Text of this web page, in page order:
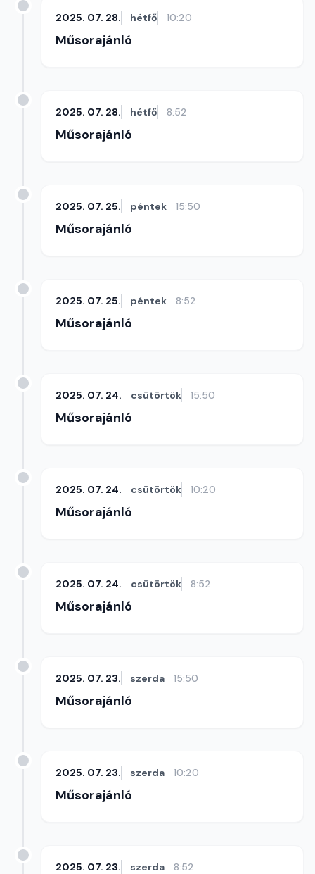
2025. 07. 28. hétfő 10:20
Műsorajánló
2025. 07. 28. hétfő 8:52
Műsorajánló
2025. 07. 25. péntek 15:50
Műsorajánló
2025. 07. 25. péntek 8:52
Műsorajánló
2025. 07. 24. csütörtök 15:50
Műsorajánló
2025. 07. 24. csütörtök 10:20
Műsorajánló
2025. 07. 24. csütörtök 8:52
Műsorajánló
2025. 07. 23. szerda 15:50
Műsorajánló
2025. 07. 23. szerda 10:20
Műsorajánló
2025. 07. 23. szerda 8:52